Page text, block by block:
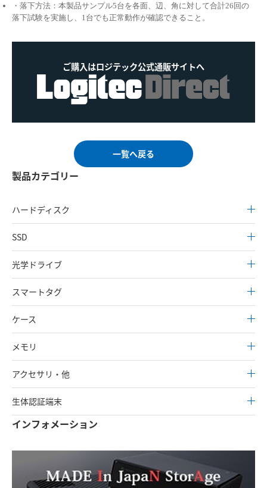
・落下方法：本製品サンプル5台を各面、辺、角に対して合計26回の
落下試験を実施し、1台でも正常動作が確認できること。
ご購入はロジテック公式通販サイトへ
一覧へ戻る
製品カテゴリー
ハードディスク
SSD
光学ドライブ
スマートタグ
ケース
メモリ
アクセサリ・他
生体認証端末
インフォメーション